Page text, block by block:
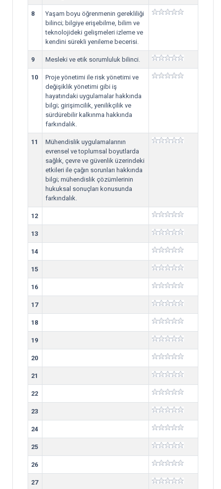
8
Yaşam boyu öğrenmenin gerekliliği
bilinci; bilgiye erişebilme, bilim ve
teknolojideki gelişmeleri izleme ve
kendini sürekli yenileme becerisi.
9 Mesleki ve etik sorumluluk bilinci.
10
Proje yönetimi ile risk yönetimi ve
değişiklik yönetimi gibi iş
hayatındaki uygulamalar hakkında
bilgi; girişimcilik, yenilikçilik ve
sürdürebilir kalkınma hakkında
farkındalık.
11
Mühendislik uygulamalarının
evrensel ve toplumsal boyutlarda
sağlık, çevre ve güvenlik üzerindeki
etkileri ile çağın sorunları hakkında
bilgi; mühendislik çözümlerinin
hukuksal sonuçları konusunda
farkındalık.
12
13
14
15
16
17
18
19
20
21
22
23
24
25
26
27